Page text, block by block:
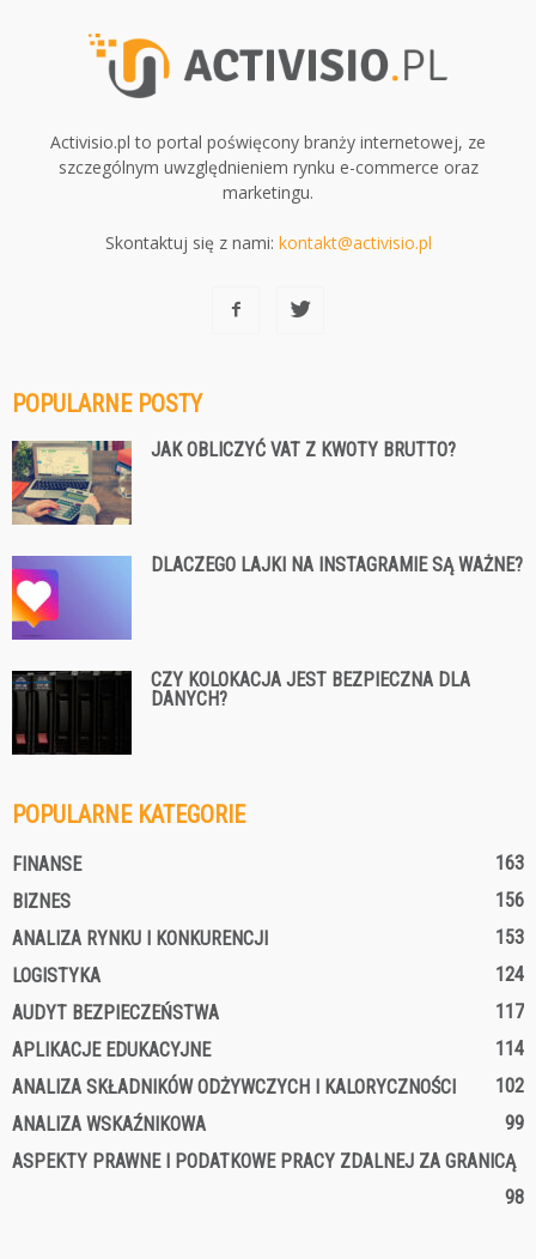
Activisio.pl to portal poświęcony branży internetowej, ze
szczególnym uwzględnieniem rynku e-commerce oraz
marketingu.
Skontaktuj się z nami: kontakt@activisio.pl
POPULARNE POSTY
JAK OBLICZYĆ VAT Z KWOTY BRUTTO?
DLACZEGO LAJKI NA INSTAGRAMIE SĄ WAŻNE?
CZY KOLOKACJA JEST BEZPIECZNA DLA
DANYCH?
POPULARNE KATEGORIE
FINANSE
163
BIZNES
156
ANALIZA RYNKU I KONKURENCJI
153
LOGISTYKA
124
AUDYT BEZPIECZEŃSTWA
117
APLIKACJE EDUKACYJNE
114
ANALIZA SKŁADNIKÓW ODŻYWCZYCH I KALORYCZNOŚCI
102
ANALIZA WSKAŹNIKOWA
99
ASPEKTY PRAWNE I PODATKOWE PRACY ZDALNEJ ZA GRANICĄ
98